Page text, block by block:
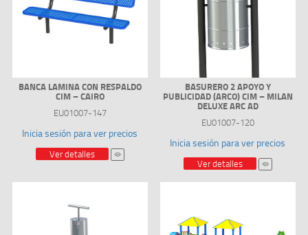
BANCA LAMINA CON RESPALDO
CIM – CAIRO
EU01007-147
Inicia sesión para ver precios
Ver detalles
BASURERO 2 APOYO Y
PUBLICIDAD (ARCO) CIM – MILAN
DELUXE ARC AD
EU01007-120
Inicia sesión para ver precios
Ver detalles